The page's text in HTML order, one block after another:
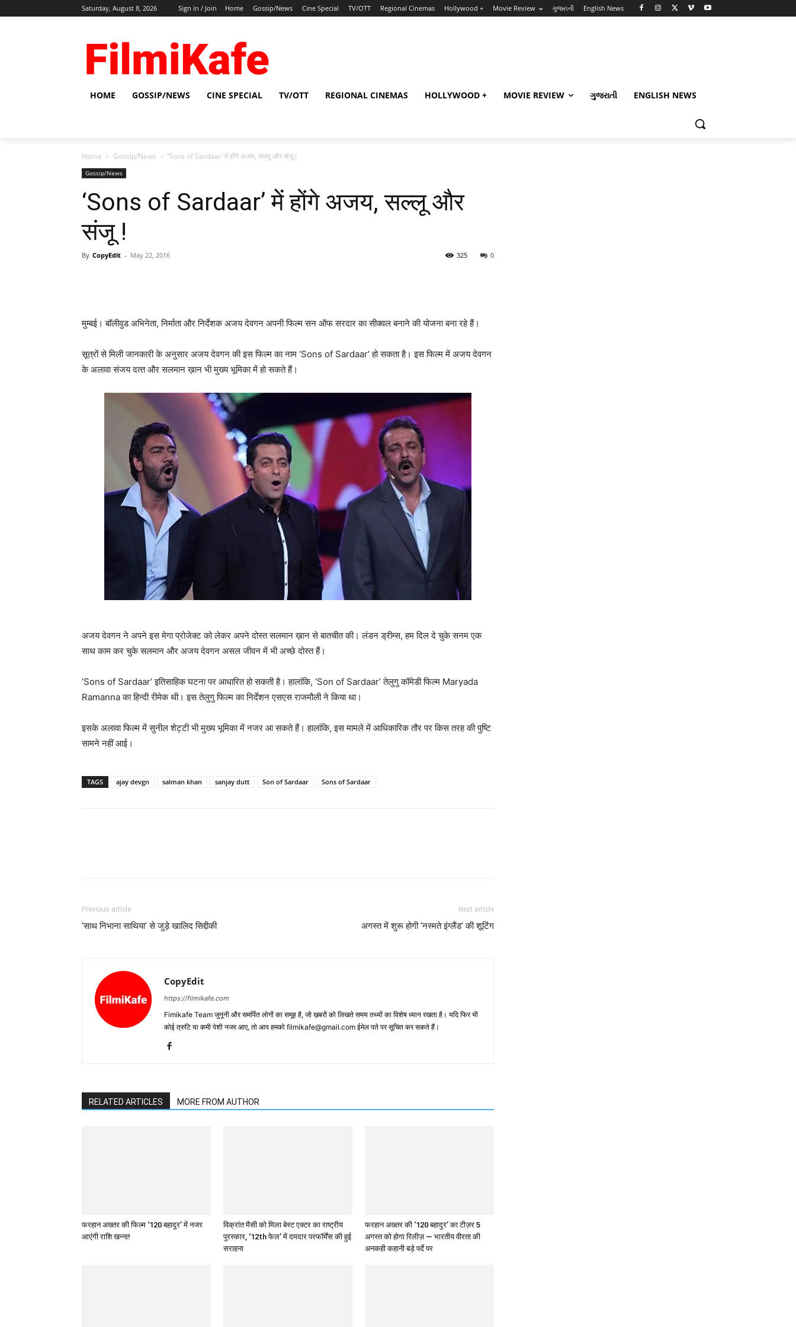
Saturday, August 8, 2026 Sign in / Join Home Gossip/News Cine Special TV/OTT Regional Cinemas Hollywood + Movie Review ગુજરાતી English News
HOME GOSSIP/NEWS CINE SPECIAL TV/OTT REGIONAL CINEMAS HOLLYWOOD + MOVIE REVIEW ગુજરાતી ENGLISH NEWS
Home Gossip/News ‘Sons of Sardaar’ में होंगे अजय, सल्‍लू और संजू !
Gossip/News
‘Sons of Sardaar’ में होंगे अजय, सल्‍लू और
संजू !
By CopyEdit - May 22, 2016 0
325
मुम्‍बई। बॉलीवुड अभिनेता, निर्माता और निर्देशक अजय देवगन अपनी फिल्‍म सन ऑफ सरदार का सीक्‍वल बनाने की योजना बना रहे हैं।
सूत्रों से मिली जानकारी के अनुसार अजय देवगन की इस फिल्‍म का नाम ‘Sons of Sardaar’ हो सकता है। इस फिल्‍म में अजय देवगन
के अलावा संजय दत्‍त और सलमान ख़ान भी मुख्‍य भूमिका में हो सकते हैं।
अजय देवगन ने अपने इस मेगा प्रोजेक्‍ट को लेकर अपने दोस्‍त सलमान ख़ान से बातचीत की। लंडन ड्रीम्‍स, हम दिल दे चुके सनम एक
साथ काम कर चुके सलमान और अजय देवगन असल जीवन में भी अच्‍छे दोस्‍त हैं।
‘Sons of Sardaar’ इतिसाहिक घटना पर आधारित हो सकती है। हालांकि, ‘Son of Sardaar’ तेलुगु कॉमेडी फिल्‍म Maryada
Ramanna का हिन्‍दी रीमेक थी। इस तेलुगु फिल्‍म का निर्देशन एसएस राजमौली ने किया था।
इसके अलावा फिल्‍म में सुनील शेट्टी भी मुख्‍य भूमिका में नजर आ सकते हैं। हालांकि, इस मामले में आधिकारिक तौर पर किस तरह की पुष्‍टि
सामने नहीं आई।
TAGS ajay devgn salman khan sanjay dutt Son of Sardaar Sons of Sardaar
Previous article
‘साथ निभाना साथिया’ से जुड़े खालिद सिद्दीकी
Next article
अगस्‍त में शुरू होगी ‘नस्‍मते इंग्‍लैंड’ की शूटिंग
CopyEdit
https://filmikafe.com
Fimikafe Team जुनूनी और समर्पित लोगों का समूह है, जो ख़बरों को लिखते समय तथ्‍यों का विशेष ध्‍यान रखता है। यदि फिर भी
कोई त्रुटि या कमी पेशी नजर आए, तो आप हमको filmikafe@gmail.com ईमेल पते पर सूचित कर सकते हैं।
RELATED ARTICLES MORE FROM AUTHOR
फरहान अख्तर की फिल्म ‘120 बहादुर’ में नजर
आएंगी राशि खन्ना!
विक्रांत मैसी को मिला बेस्ट एक्टर का राष्ट्रीय
पुरस्कार, ‘12th फेल’ में दमदार परफॉर्मेंस की हुई
सराहना
फरहान अख्तर की ‘120 बहादुर’ का टीज़र 5
अगस्त को होगा रिलीज़ — भारतीय वीरता की
अनकही कहानी बड़े पर्दे पर